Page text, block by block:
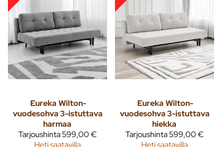
Eureka Wilton-
vuodesohva 3-istuttava
harmaa
Tarjoushinta599,00 €
Eureka Wilton-
vuodesohva 3-istuttava
hiekka
Tarjoushinta599,00 €